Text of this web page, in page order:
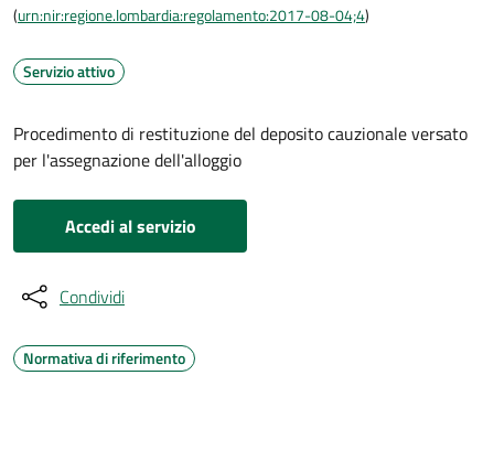
(urn:nir:regione.lombardia:regolamento:2017-08-04;4)
Servizio attivo
Procedimento di restituzione del deposito cauzionale versato
per l'assegnazione dell'alloggio
Accedi al servizio
Condividi
Normativa di riferimento